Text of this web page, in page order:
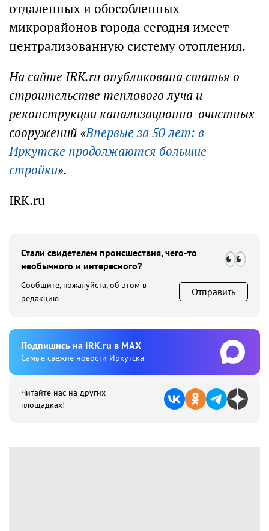
отдаленных и обособленных
микрорайонов города сегодня имеет
централизованную систему отопления.
На сайте IRK.ru опубликована статья о
строительстве теплового луча и
реконструкции канализационно-очистных
сооружений «Впервые за 50 лет: в
Иркутске продолжаются большие
стройки».
IRK.ru
Стали свидетелем происшествия, чего-то
необычного и интересного?
Сообщите, пожалуйста, об этом в
редакцию
Отправить
Подпишиcь на IRK.ru в MAX
Cамые свежие новости Иркутска
Читайте нас на других
площадках!